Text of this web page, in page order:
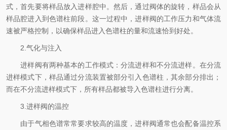
式，首先要将样品放入进样腔中。然后，通过阀体的旋转，样品会从
样品腔进入到色谱柱前段。这一过程中，进样阀的工作压力和气体流
速被严格控制，以确保样品进入色谱柱的量和流速恰到好处。
2.气化与注入
进样阀有两种基本的工作模式：分流进样和不分流进样。在分流
进样模式下，样品通过分流装置被部分引入色谱柱，其余部分排出；
而在不分流进样模式下，所有样品都被导入色谱柱进行分离。
3.进样阀的温控
由于气相色谱常常要求较高的温度，进样阀通常也会配备温控系